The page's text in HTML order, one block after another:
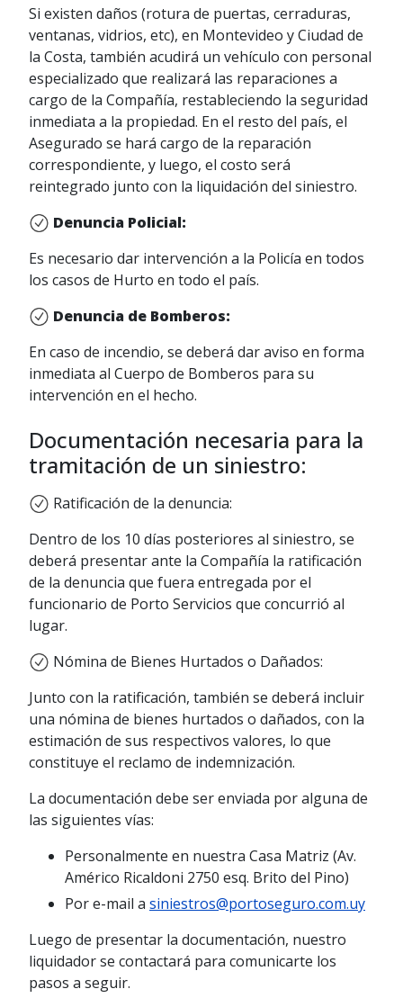
(Escritura pública o certificado
notarial de propiedad en
inmuebles, Libreta de circulación
y certificado de SUCIVE,
compraventa con firmas
certificadas o compraventa
inscripta ante la DGR).
Presupuesto de reparación del
taller con la correspondiente
cotización de los repuestos, si
Fotografías en las cuales se
aprecie con claridad los daños
que se detallan en el
Cobro de rubros no cubiertos por la
póliza:
deducible, su aseguradora
provee la constancia del importe
otro requisito, en los casos en
que nuestro Asegurado sea el
responsable
Si solicita compensación por
otros rubros (auto de alquiler,
documentación que acredite la
procedencia y la cuantificación del
perjuicio.
IMPORTANTE:Será condición para
ingresar el reclamo que el interesado
proporcione un número de teléfono
celular de contacto, a través del cual
recibirá las comunicaciones relativas al
estado de su trámite.
Si reclama el reintegro del
deducible, su aseguradora
provee la constancia del importe
del mismo e indemnizamos sin
otro requisito, en los casos en
que nuestro Asegurado sea el
responsable .
Si solicita compensación por
otros rubros, se deberá
presentar la documentación que
cuantificación del perjuicio en la
siguiente casilla:
reclamosautomoviles@portosegu
IMPORTANTE:Será condición para
proporcione un número de teléfono
celular de contacto, a través del cual
estado de su trámite.
Si existen daños (rotura de puertas, cerraduras,
ventanas, vidrios, etc), en Montevideo y Ciudad de
la Costa, también acudirá un vehículo con personal
especializado que realizará las reparaciones a
cargo de la Compañía, restableciendo la seguridad
inmediata a la propiedad. En el resto del país, el
Asegurado se hará cargo de la reparación
correspondiente, y luego, el costo será
reintegrado junto con la liquidación del siniestro.
Denuncia Policial:
Es necesario dar intervención a la Policía en todos
los casos de Hurto en todo el país.
Denuncia de Bomberos:
En caso de incendio, se deberá dar aviso en forma
inmediata al Cuerpo de Bomberos para su
intervención en el hecho.
Documentación necesaria para la
tramitación de un siniestro:
Ratificación de la denuncia:
Dentro de los 10 días posteriores al siniestro, se
deberá presentar ante la Compañía la ratificación
de la denuncia que fuera entregada por el
funcionario de Porto Servicios que concurrió al
lugar.
Nómina de Bienes Hurtados o Dañados:
Junto con la ratificación, también se deberá incluir
una nómina de bienes hurtados o dañados, con la
estimación de sus respectivos valores, lo que
constituye el reclamo de indemnización.
La documentación debe ser enviada por alguna de
las siguientes vías:
Personalmente en nuestra Casa Matriz (Av.
Américo Ricaldoni 2750 esq. Brito del Pino)
Por e-mail a siniestros@portoseguro.com.uy
Luego de presentar la documentación, nuestro
liquidador se contactará para comunicarte los
pasos a seguir.